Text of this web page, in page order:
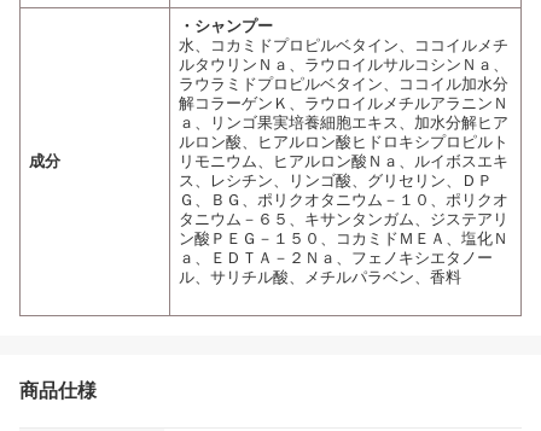
成分
・シャンプー
水、コカミドプロピルベタイン、ココイルメチ
ルタウリンＮａ、ラウロイルサルコシンＮａ、
ラウラミドプロピルベタイン、ココイル加水分
解コラーゲンＫ、ラウロイルメチルアラニンＮ
ａ、リンゴ果実培養細胞エキス、加水分解ヒア
ルロン酸、ヒアルロン酸ヒドロキシプロピルト
リモニウム、ヒアルロン酸Ｎａ、ルイボスエキ
ス、レシチン、リンゴ酸、グリセリン、ＤＰ
Ｇ、ＢＧ、ポリクオタニウム－１０、ポリクオ
タニウム－６５、キサンタンガム、ジステアリ
ン酸ＰＥＧ－１５０、コカミドＭＥＡ、塩化Ｎ
ａ、ＥＤＴＡ－２Ｎａ、フェノキシエタノー
ル、サリチル酸、メチルパラベン、香料
商品仕様